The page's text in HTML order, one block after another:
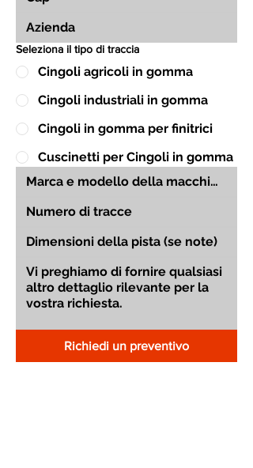
Seleziona il tipo di traccia
Cingoli agricoli in gomma
Cingoli industriali in gomma
Cingoli in gomma per finitrici
Cuscinetti per Cingoli in gomma
Richiedi un preventivo